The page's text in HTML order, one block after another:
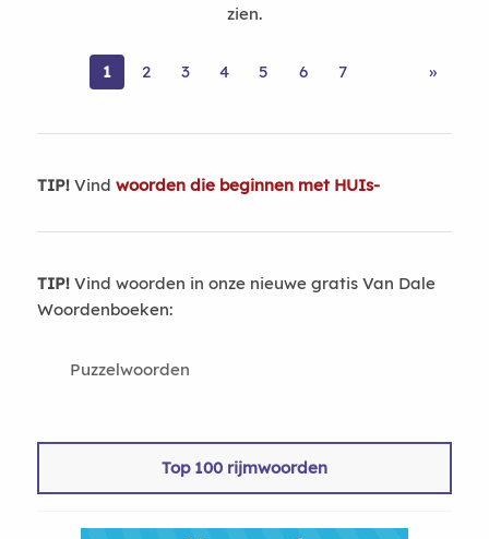
zien.
1 2 3 4 5 6 7 »
TIP!Vind woorden die beginnen met HUIs-
TIP!Vind woorden in onze nieuwe gratis Van Dale
Woordenboeken:
Puzzelwoorden
Top 100 rijmwoorden